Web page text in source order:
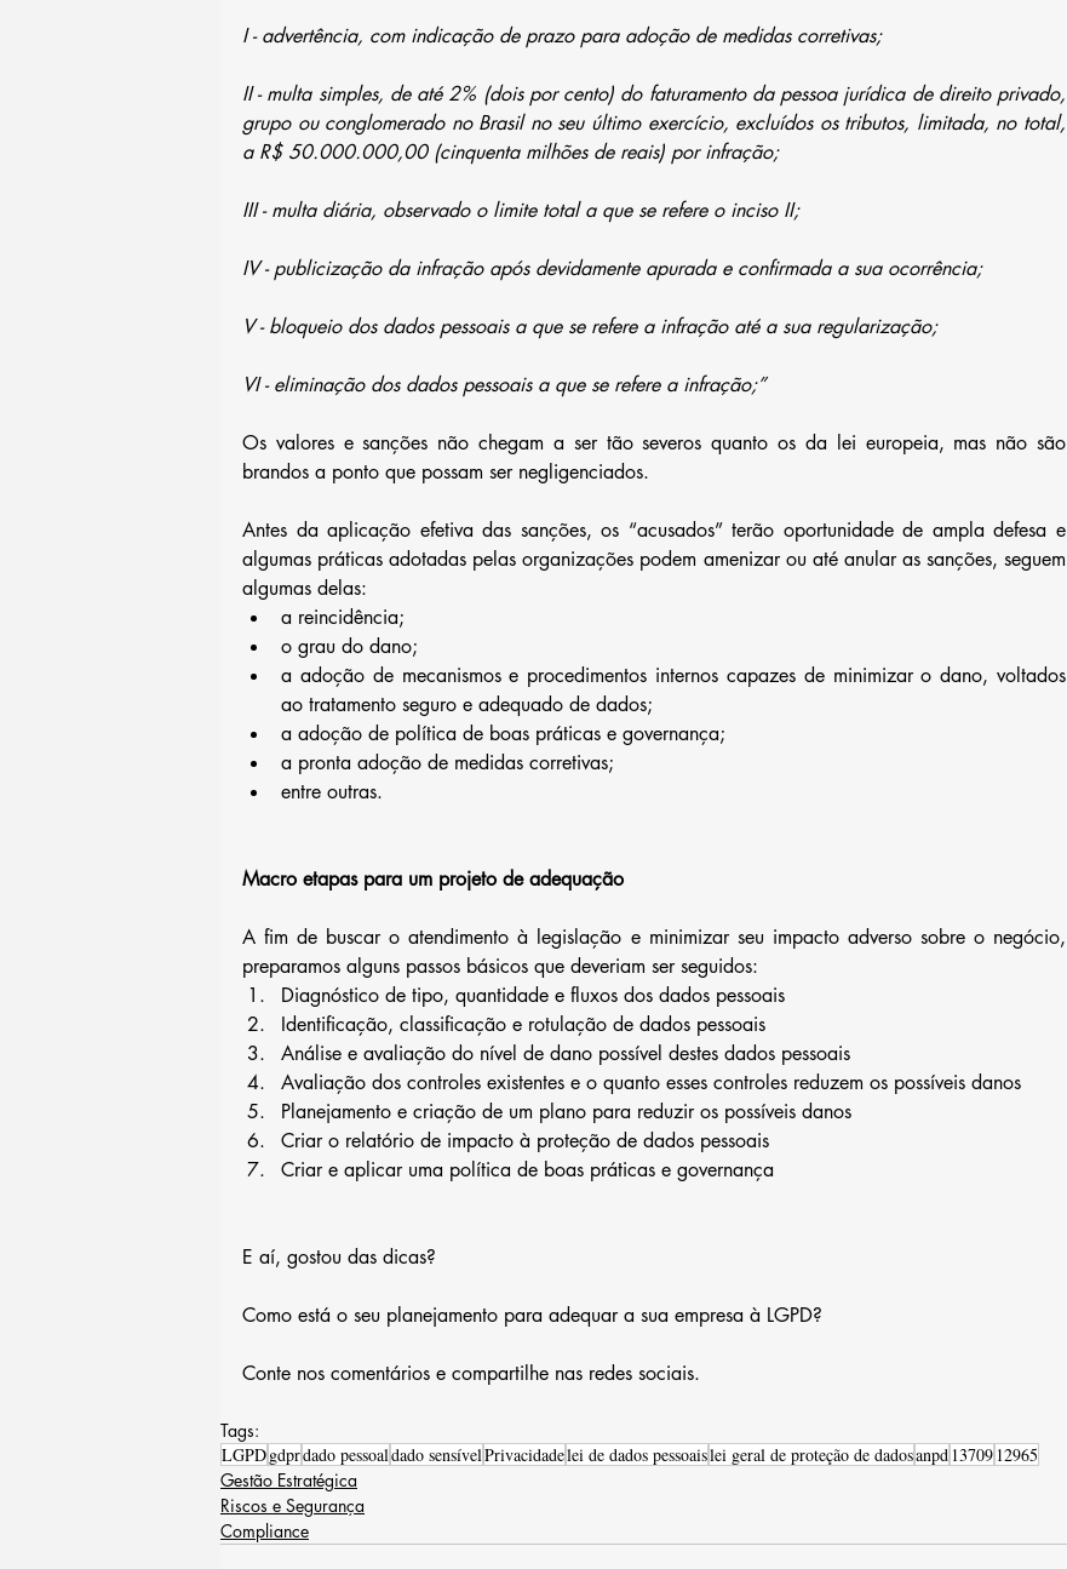
I - advertência, com indicação de prazo para adoção de medidas corretivas;
II - multa simples, de até 2% (dois por cento) do faturamento da pessoa jurídica de direito privado,
grupo ou conglomerado no Brasil no seu último exercício, excluídos os tributos, limitada, no total,
a R$ 50.000.000,00 (cinquenta milhões de reais) por infração;
III - multa diária, observado o limite total a que se refere o inciso II;
IV - publicização da infração após devidamente apurada e confirmada a sua ocorrência;
V - bloqueio dos dados pessoais a que se refere a infração até a sua regularização;
VI - eliminação dos dados pessoais a que se refere a infração;”
Os valores e sanções não chegam a ser tão severos quanto os da lei europeia, mas não são
brandos a ponto que possam ser negligenciados.
Antes da aplicação efetiva das sanções, os “acusados” terão oportunidade de ampla defesa e
algumas práticas adotadas pelas organizações podem amenizar ou até anular as sanções, seguem
algumas delas:
a reincidência;
o grau do dano;
a adoção de mecanismos e procedimentos internos capazes de minimizar o dano, voltados
ao tratamento seguro e adequado de dados;
a adoção de política de boas práticas e governança;
a pronta adoção de medidas corretivas;
entre outras.
Macro etapas para um projeto de adequação
A fim de buscar o atendimento à legislação e minimizar seu impacto adverso sobre o negócio,
preparamos alguns passos básicos que deveriam ser seguidos:
Diagnóstico de tipo, quantidade e fluxos dos dados pessoais
Identificação, classificação e rotulação de dados pessoais
Análise e avaliação do nível de dano possível destes dados pessoais
Avaliação dos controles existentes e o quanto esses controles reduzem os possíveis danos
Planejamento e criação de um plano para reduzir os possíveis danos
Criar o relatório de impacto à proteção de dados pessoais
Criar e aplicar uma política de boas práticas e governança
E aí, gostou das dicas?
Como está o seu planejamento para adequar a sua empresa à LGPD?
Conte nos comentários e compartilhe nas redes sociais.
Tags:
LGPDgdprdado pessoaldado sensívelPrivacidadelei de dados pessoaislei geral de proteção de dadosanpd1370912965
Gestão Estratégica
Riscos e Segurança
Compliance